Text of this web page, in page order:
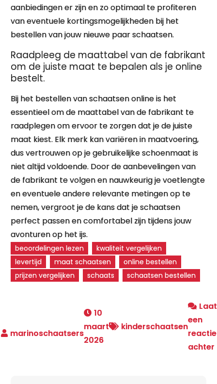
aanbiedingen er zijn en zo optimaal te profiteren
van eventuele kortingsmogelijkheden bij het
bestellen van jouw nieuwe paar schaatsen.
Raadpleeg de maattabel van de fabrikant
om de juiste maat te bepalen als je online
bestelt.
Bij het bestellen van schaatsen online is het
essentieel om de maattabel van de fabrikant te
raadplegen om ervoor te zorgen dat je de juiste
maat kiest. Elk merk kan variëren in maatvoering,
dus vertrouwen op je gebruikelijke schoenmaat is
niet altijd voldoende. Door de aanbevelingen van
de fabrikant te volgen en nauwkeurig je voetlengte
en eventuele andere relevante metingen op te
nemen, vergroot je de kans dat je schaatsen
perfect passen en comfortabel zijn tijdens jouw
avonturen op het ijs.
beoordelingen lezen
kwaliteit vergelijken
levertijd
maat schaatsen
online bestellen
prijzen vergelijken
schaats schaatsen bestellen
10
maart
2026
kinderschaatsen
Laat
een
reactie
achter